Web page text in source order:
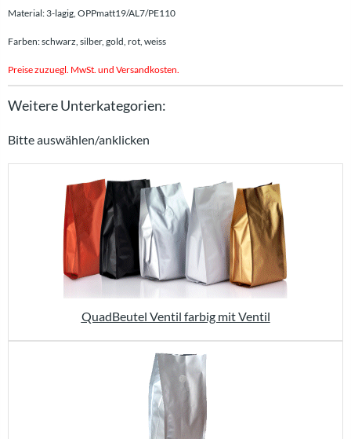
Material: 3-lagig, OPPmatt19/AL7/PE110
Farben: schwarz, silber, gold, rot, weiss
Preise zuzuegl. MwSt. und Versandkosten.
Weitere Unterkategorien:
Bitte auswählen/anklicken
QuadBeutel Ventil farbig mit Ventil